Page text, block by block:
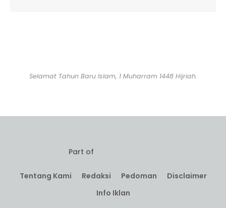
Selamat Tahun Baru Islam, 1 Muharram 1448 Hijriah.
Part of
Tentang Kami Redaksi Pedoman
Disclaimer
Info Iklan